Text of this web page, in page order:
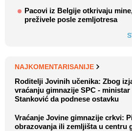
Pacovi iz Belgije otkrivaju
preživele posle zemljotresa
NAJKOMENTARISANIJE
Roditelji Jovinih učenika: Zbog
vraćanju gimnazije SPC - ministar
Stanković da podnese ostavku
Vraćanje Jovine gimnazije crkvi:
obrazovanja ili zemljišta u centru